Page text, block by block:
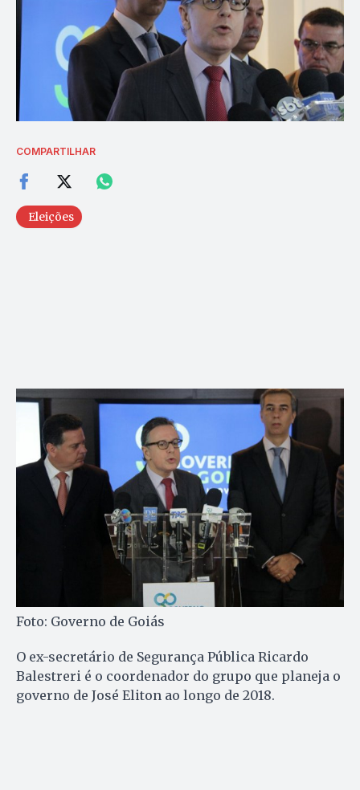
COMPARTILHAR
Eleições
Foto: Governo de Goiás
O ex-secretário de Segurança Pública Ricardo
Balestreri é o coordenador do grupo que planeja o
governo de José Eliton ao longo de 2018.